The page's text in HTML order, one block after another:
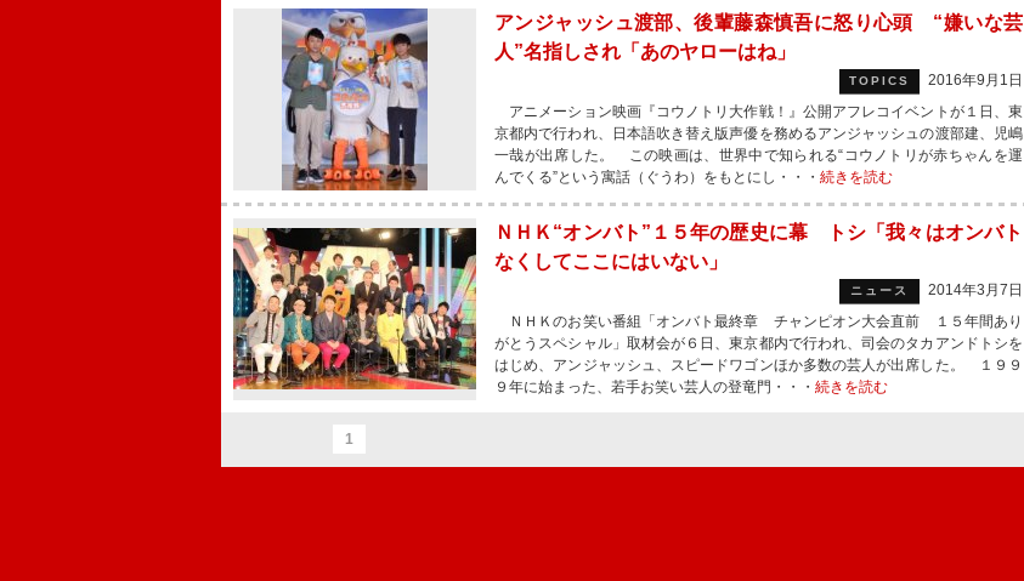
アンジャッシュ渡部、後輩藤森慎吾に怒り心頭 “嫌いな芸
人”名指しされ「あのヤローはね」
TOPICS
2016年9月1日
アニメーション映画『コウノトリ大作戦！』公開アフレコイベントが１日、東
京都内で行われ、日本語吹き替え版声優を務めるアンジャッシュの渡部建、児嶋
一哉が出席した。 この映画は、世界中で知られる“コウノトリが赤ちゃんを運
んでくる”という寓話（ぐうわ）をもとにし・・・ 続きを読む
ＮＨＫ“オンバト”１５年の歴史に幕 トシ「我々はオンバト
なくしてここにはいない」
ニュース
2014年3月7日
ＮＨＫのお笑い番組「オンバト最終章 チャンピオン大会直前 １５年間あり
がとうスペシャル」取材会が６日、東京都内で行われ、司会のタカアンドトシを
はじめ、アンジャッシュ、スピードワゴンほか多数の芸人が出席した。 １９９
９年に始まった、若手お笑い芸人の登竜門・・・ 続きを読む
1